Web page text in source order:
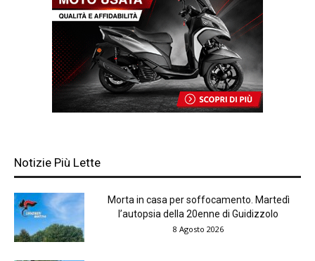
Notizie Più Lette
Morta in casa per soffocamento. Martedì
l’autopsia della 20enne di Guidizzolo
8 Agosto 2026